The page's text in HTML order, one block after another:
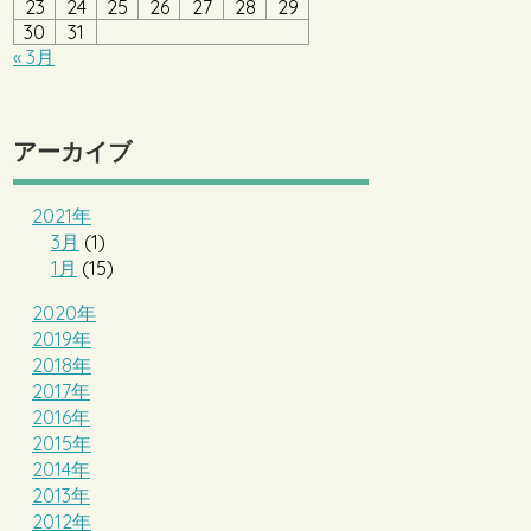
23 24 25 26 27 28
29
30
31
« 3月
アーカイブ
2021年
3月 (1)
1月 (15)
2020年
2019年
2018年
2017年
2016年
2015年
2014年
2013年
2012年